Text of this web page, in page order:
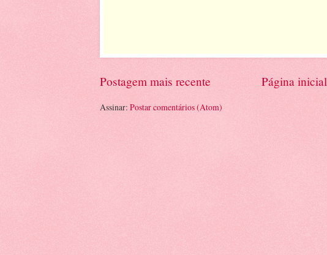
Postagem mais recente Página inicial
Assinar: Postar comentários (Atom)